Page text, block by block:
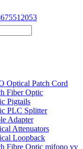
Optical Patch Cord
Fiber Optic
Pigtails
PLC Splitter
Adapter
Attenuators
Loopback
Fibre Optic mifono vy